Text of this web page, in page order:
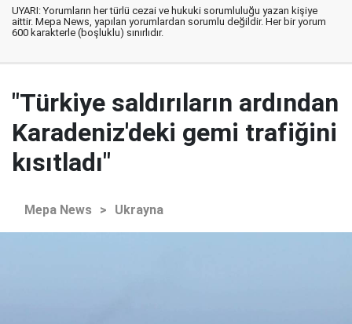
UYARI: Yorumların her türlü cezai ve hukuki sorumluluğu yazan kişiye
aittir. Mepa News, yapılan yorumlardan sorumlu değildir. Her bir yorum
600 karakterle (boşluklu) sınırlıdır.
"Türkiye saldırıların ardından
Karadeniz'deki gemi trafiğini
kısıtladı"
Mepa News > Ukrayna